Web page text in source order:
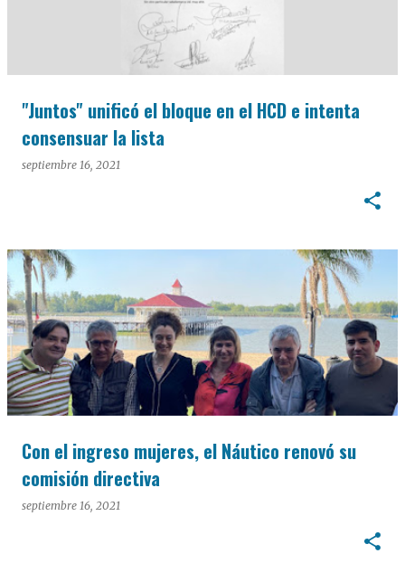
"Juntos" unificó el bloque en el HCD e intenta
consensuar la lista
septiembre 16, 2021
Con el ingreso mujeres, el Náutico renovó su
comisión directiva
septiembre 16, 2021